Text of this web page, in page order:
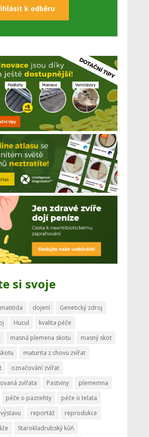
si svoje
dojení
Genetický zdroj
Hucul
kvalita péče
masná plemena skotu
masný skot
maturita z chovu zvířat
označování zvířat
zvířata
Pastviny
plememna
péče o paznehty
péče o telata
reportáž
reprodukce
Starokladrubský kůň